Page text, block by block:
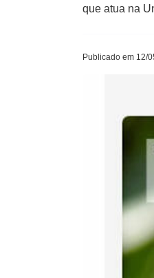
que atua na
Publicado em 12/